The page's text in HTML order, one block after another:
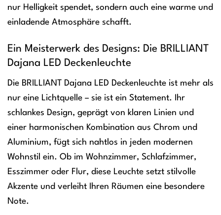
nur Helligkeit spendet, sondern auch eine warme und
einladende Atmosphäre schafft.
Ein Meisterwerk des Designs: Die BRILLIANT
Dajana LED Deckenleuchte
Die BRILLIANT Dajana LED Deckenleuchte ist mehr als
nur eine Lichtquelle – sie ist ein Statement. Ihr
schlankes Design, geprägt von klaren Linien und
einer harmonischen Kombination aus Chrom und
Aluminium, fügt sich nahtlos in jeden modernen
Wohnstil ein. Ob im Wohnzimmer, Schlafzimmer,
Esszimmer oder Flur, diese Leuchte setzt stilvolle
Akzente und verleiht Ihren Räumen eine besondere
Note.